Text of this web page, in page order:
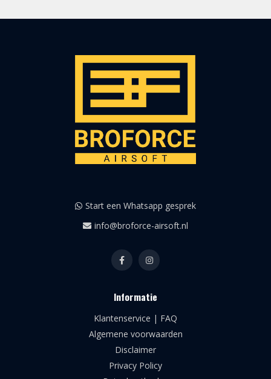
Start een Whatsapp gesprek
info@broforce-airsoft.nl
Informatie
Klantenservice | FAQ
Algemene voorwaarden
Disclaimer
Privacy Policy